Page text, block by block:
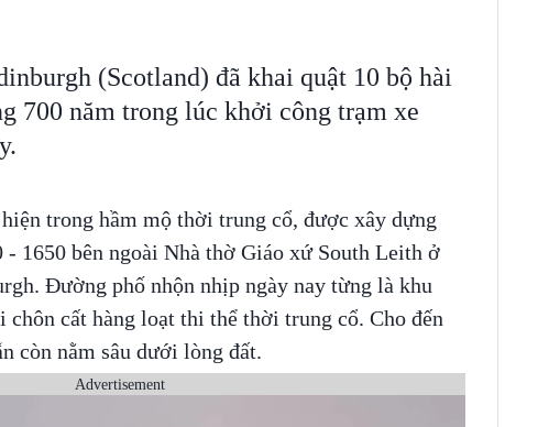
(Scotland) đã khai quật 10 bộ hài
700 năm trong lúc khởi công trạm xe
trong hầm mộ thời trung cổ, được xây dựng
- 1650 bên ngoài Nhà thờ Giáo xứ South Leith ở
Đường phố nhộn nhịp ngày nay từng là khu
chôn cất hàng loạt thi thể thời trung cổ. Cho đến
còn nằm sâu dưới lòng đất.
Advertisement